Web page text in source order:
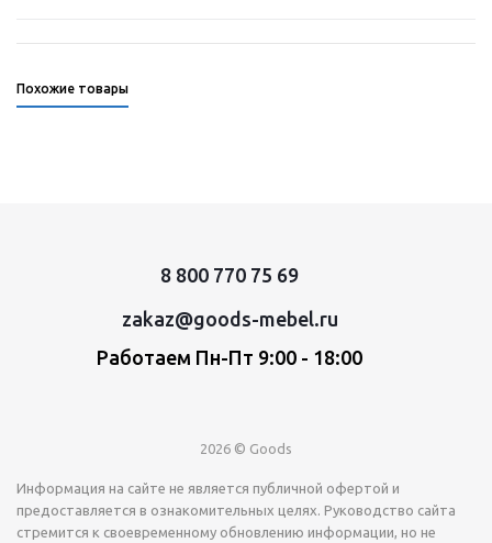
Похожие товары
8 800 770 75 69
zakaz@goods-mebel.ru
Работаем Пн-Пт 9:00 - 18:00
2026 © Goods
Информация на сайте не является публичной офертой и
предоставляется в ознакомительных целях. Руководство сайта
стремится к своевременному обновлению информации, но не